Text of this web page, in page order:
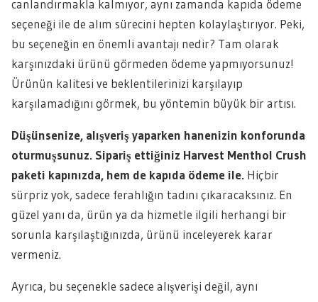
canlandırmakla kalmıyor, aynı zamanda kapıda ödeme
seçeneği ile de alım sürecini hepten kolaylaştırıyor. Peki,
bu seçeneğin en önemli avantajı nedir? Tam olarak
karşınızdaki ürünü görmeden ödeme yapmıyorsunuz!
Ürünün kalitesi ve beklentilerinizi karşılayıp
karşılamadığını görmek, bu yöntemin büyük bir artısı.
Düşünsenize, alışveriş yaparken hanenizin konforunda
oturmuşsunuz. Sipariş ettiğiniz Harvest Menthol Crush
paketi kapınızda, hem de kapıda ödeme ile. Hiçbir
sürpriz yok, sadece ferahlığın tadını çıkaracaksınız. En
güzel yanı da, ürün ya da hizmetle ilgili herhangi bir
sorunla karşılaştığınızda, ürünü inceleyerek karar
vermeniz.
Ayrıca, bu seçenekle sadece alışverişi değil, aynı